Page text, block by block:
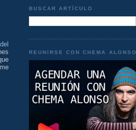
BUSCAR ARTÍCULO
REUNIRSE CON CHEMA ALONSO